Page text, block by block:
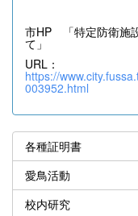
市HP 「特定防衛施
て」
URL：
https://
003952.html
各種証明書
愛鳥活動
校内研究